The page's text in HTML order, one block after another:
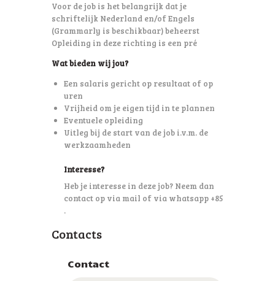
Voor de job is het belangrijk dat je
schriftelijk Nederland en/of Engels
(Grammarly is beschikbaar) beheerst
Opleiding in deze richting is een pré
Wat bieden wij jou?
Een salaris gericht op resultaat of op
uren
Vrijheid om je eigen tijd in te plannen
Eventuele opleiding
Uitleg bij de start van de job i.v.m. de
werkzaamheden
Interesse?
Heb je interesse in deze job? Neem dan
contact op via mail of via whatsapp +85
.
Contacts
Contact